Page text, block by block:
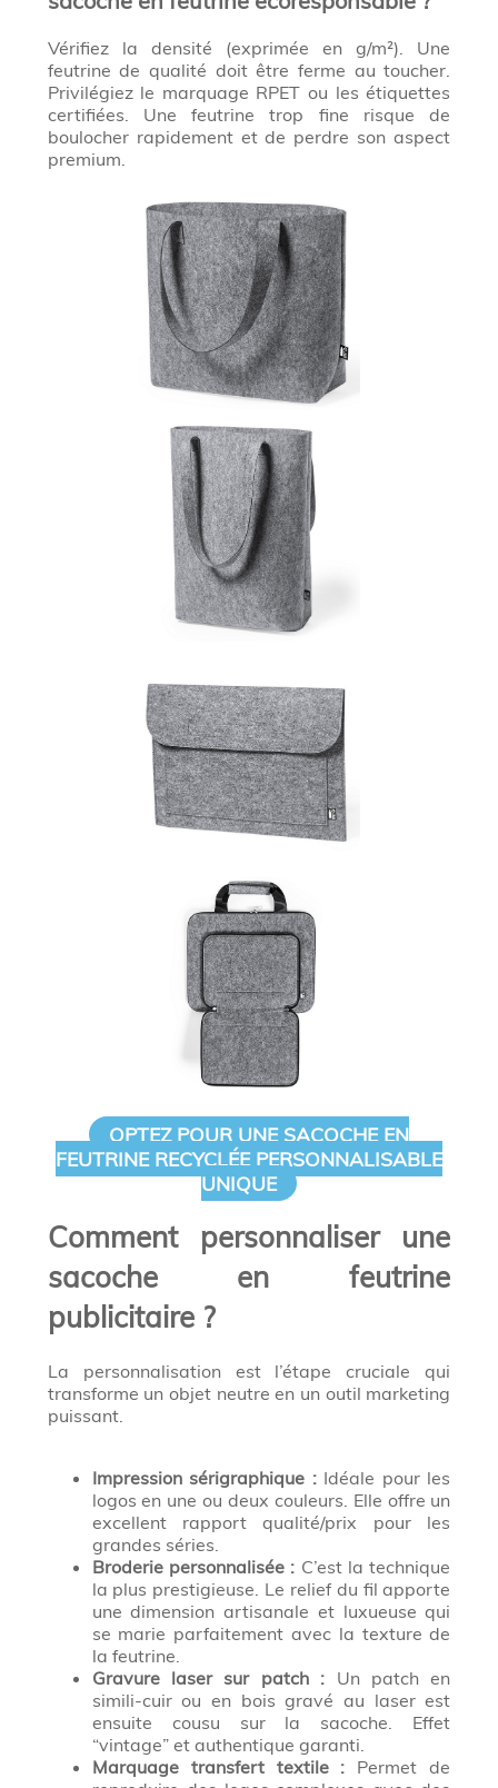
Vérifiez la densité (exprimée en g/m²). Une
feutrine de qualité doit être ferme au toucher.
Privilégiez le marquage RPET ou les étiquettes
certifiées. Une feutrine trop fine risque de
boulocher rapidement et de perdre son aspect
premium.
OPTEZ POUR UNE SACOCHE EN
FEUTRINE RECYCLÉE PERSONNALISABLE
UNIQUE
Comment personnaliser une
sacoche en feutrine
publicitaire ?
La personnalisation est l’étape cruciale qui
transforme un objet neutre en un outil marketing
puissant.
Impression sérigraphique :Idéale pour les
logos en une ou deux couleurs. Elle offre un
excellent rapport qualité/prix pour les
grandes séries.
Broderie personnalisée : C’est la technique
la plus prestigieuse. Le relief du fil apporte
une dimension artisanale et luxueuse qui
se marie parfaitement avec la texture de
la feutrine.
Gravure laser sur patch : Un patch en
simili-cuir ou en bois gravé au laser est
ensuite cousu sur la sacoche. Effet
“vintage” et authentique garanti.
Marquage transfert textile : Permet de